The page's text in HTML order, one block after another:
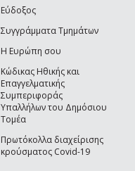
Εύδοξος
Συγγράμματα Τμημάτων
Η Ευρώπη σου
Κώδικας Ηθικής και
Επαγγελματικής
Συμπεριφοράς
Υπαλλήλων του Δημόσιου
Τομέα
Πρωτόκολλα διαχείρισης
κρούσματος Covid-19